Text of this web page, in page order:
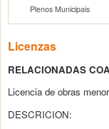
Plenos Municipais
Licenzas
RELACIONADAS
Licencia de obras
DESCRICION: